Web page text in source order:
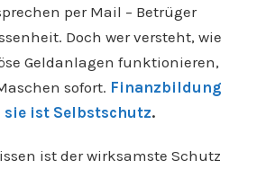
per Mail – Betrüger
Doch wer versteht, wie
Geldanlagen funktionieren,
sofort. Finanzbildung
sie ist Selbstschutz.
ist der wirksamste Schutz